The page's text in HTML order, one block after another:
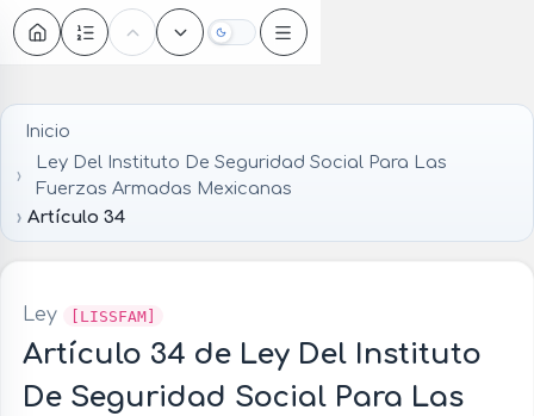
Oscuro
Inicio
Ley Del Instituto De Seguridad Social Para Las
Fuerzas Armadas Mexicanas
Artículo 34
Ley [LISSFAM]
Artículo 34 de Ley Del Instituto
De Seguridad Social Para Las